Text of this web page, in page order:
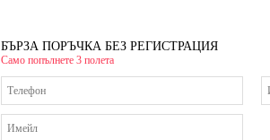
БЪРЗА ПОРЪЧКА БЕЗ РЕГИСТРАЦИЯ
Само попълнете 3 полета